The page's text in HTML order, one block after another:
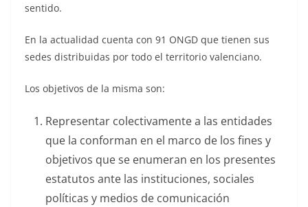
sentido.
En la actualidad cuenta con 91 ONGD que tienen sus
sedes distribuidas por todo el territorio valenciano.
Los objetivos de la misma son:
Representar colectivamente a las entidades
que la conforman en el marco de los fines y
objetivos que se enumeran en los presentes
estatutos ante las instituciones, sociales
políticas y medios de comunicación